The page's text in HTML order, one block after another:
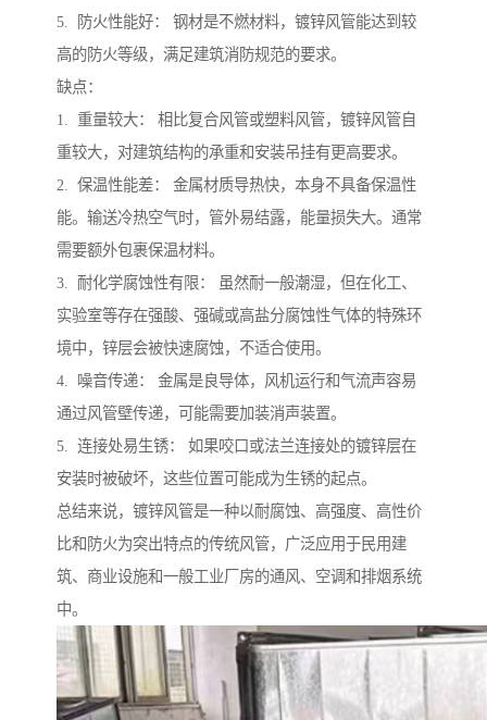
5. 防火性能好： 钢材是不燃材料，镀锌风管能达到较
高的防火等级，满足建筑消防规范的要求。
缺点：
1. 重量较大： 相比复合风管或塑料风管，镀锌风管自
重较大，对建筑结构的承重和安装吊挂有更高要求。
2. 保温性能差： 金属材质导热快，本身不具备保温性
能。输送冷热空气时，管外易结露，能量损失大。通常
需要额外包裹保温材料。
3. 耐化学腐蚀性有限： 虽然耐一般潮湿，但在化工、
实验室等存在强酸、强碱或高盐分腐蚀性气体的特殊环
境中，锌层会被快速腐蚀，不适合使用。
4. 噪音传递： 金属是良导体，风机运行和气流声容易
通过风管壁传递，可能需要加装消声装置。
5. 连接处易生锈： 如果咬口或法兰连接处的镀锌层在
安装时被破坏，这些位置可能成为生锈的起点。
总结来说，镀锌风管是一种以耐腐蚀、高强度、高性价
比和防火为突出特点的传统风管，广泛应用于民用建
筑、商业设施和一般工业厂房的通风、空调和排烟系统
中。